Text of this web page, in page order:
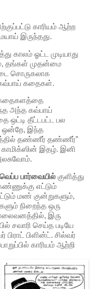
காரியம் ஆற்ற
இருந்தது.
காலம் ஓட்ட முடியாது
தங்கள் முதன்மை
சொருகலாக
கதைகள்.
கதைகளத்தை
அந்த கவ்பாய்
ஒட்டி தீட்டபட்ட பல
இந்த
தண்ணீர் தண்ணீர்”
இதழ். இனி
பார்வையில் குளித்து
எட்டும்
மண் குன்றுகளும்,
நிறைந்த ஒரு
இரு
சவாரி செய்த படியே
பிளின்ட். சில்வர்
காரியம் ஆற்றி